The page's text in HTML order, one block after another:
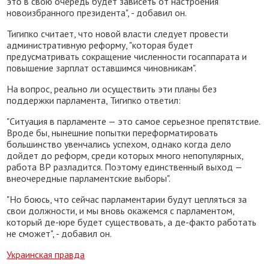
новоизбранного президента", - добавил он.
Тигипко считает, что новой власти следует провести
административную реформу, "которая будет
предусматривать сокращение численности госаппарата и
повышение зарплат оставшимся чиновникам".
На вопрос, реально ли осуществить эти планы без
поддержки парламента, Тигипко ответил:
"Ситуация в парламенте — это самое серьезное препятствие.
Вроде бы, нынешние попытки переформатировать
большинство увенчались успехом, однако когда дело
дойдет до реформ, среди которых много непопулярных,
работа ВР разладится. Поэтому единственный выход —
внеочередные парламентские выборы".
"Но боюсь, что сейчас парламентарии будут цепляться за
свои должности, и мы вновь окажемся с парламентом,
который де-юре будет существовать, а де-факто работать
не сможет", - добавил он.
Украинская правда